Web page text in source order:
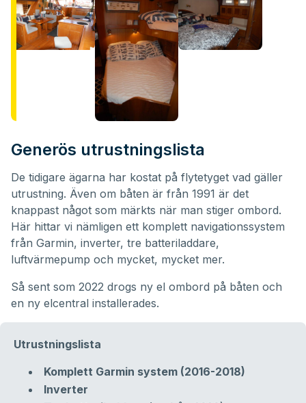
Generös utrustningslista
De tidigare ägarna har kostat på flytetyget vad gäller
utrustning. Även om båten är från 1991 är det
knappast något som märkts när man stiger ombord.
Här hittar vi nämligen ett komplett navigationssystem
från Garmin, inverter, tre batteriladdare,
luftvärmepump och mycket, mycket mer.
Så sent som 2022 drogs ny el ombord på båten och
en ny elcentral installerades.
Utrustningslista
Komplett Garmin system (2016-2018)
Inverter